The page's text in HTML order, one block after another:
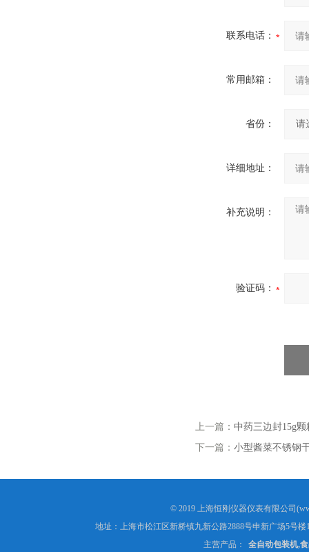
联系电话：
常用邮箱：
省份：
详细地址：
补充说明：
验证码：
上一篇： 中药三边封15g
下一篇： 小型酱菜不锈钢
© 2019 上海恒刚仪器仪表有限公司
地址：上海市松江区新桥镇九新公路2888号申新广场5号楼
主营产品：
全自动包装机,